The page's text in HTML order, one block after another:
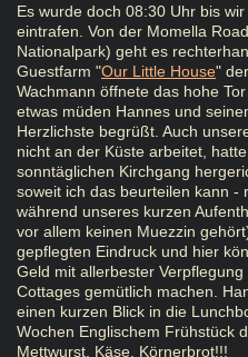
Es wurde doch 08:30 Uhr bis
eintrafen. Von der Momella
Nationalpark) geht es
Guestfarm "Our Little House"
Wachmann öffnete das hohe
etwas müden Hannes und
Herzlichste begrüßt. Auch
nicht an der Küste arbeitet,
sonntäglichen Kirchgang
soweit ich das beurteilen kann -
während unseres kurzen
vor allem keinen Muezzin
gepflegten Eindruck und hier
Geld mit allerbester
Cottages gemütlich machen.
einen kurzen Blick in die
Wochen Englischem Frühstück
Mettwurst, Käse, Körnerbrot!!!